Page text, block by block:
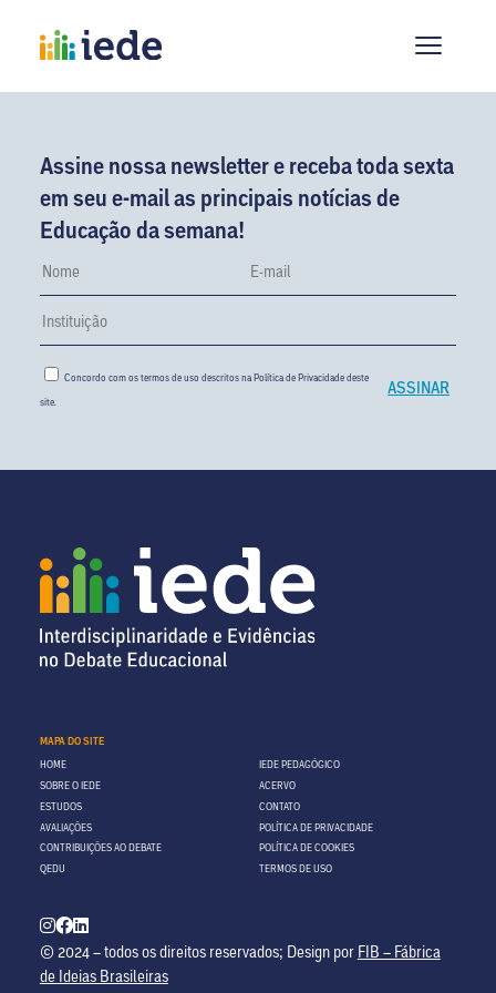
Assine nossa newsletter e receba toda sexta
em seu e-mail as principais notícias de
Educação da semana!
Concordo com os termos de uso descritos naPolítica de Privacidadedeste
site.
MAPA DO SITE
HOME
SOBRE O IEDE
ESTUDOS
AVALIAÇÕES
CONTRIBUIÇÕES AO DEBATE
QEDU
IEDE PEDAGÓGICO
ACERVO
CONTATO
POLÍTICA DE PRIVACIDADE
POLÍTICA DE COOKIES
TERMOS DE USO
© 2024 – todos os direitos reservados; Design por FIB – Fábrica
de Ideias Brasileiras